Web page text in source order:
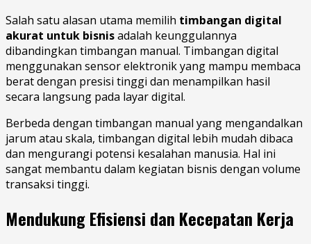
Salah satu alasan utama memilih timbangan digital
akurat untuk bisnisadalah keunggulannya
dibandingkan timbangan manual. Timbangan digital
menggunakan sensor elektronik yang mampu membaca
berat dengan presisi tinggi dan menampilkan hasil
secara langsung pada layar digital.
Berbeda dengan timbangan manual yang mengandalkan
jarum atau skala, timbangan digital lebih mudah dibaca
dan mengurangi potensi kesalahan manusia. Hal ini
sangat membantu dalam kegiatan bisnis dengan volume
transaksi tinggi.
Mendukung Efisiensi dan Kecepatan Kerja